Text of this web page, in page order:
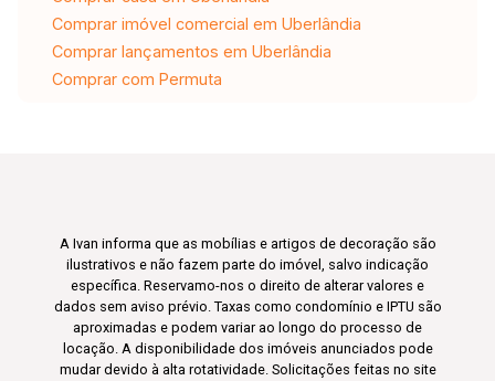
Comprar imóvel comercial em Uberlândia
Comprar lançamentos em Uberlândia
Comprar com Permuta
A Ivan informa que as mobílias e artigos de decoração são
ilustrativos e não fazem parte do imóvel, salvo indicação
específica. Reservamo-nos o direito de alterar valores e
dados sem aviso prévio. Taxas como condomínio e IPTU são
aproximadas e podem variar ao longo do processo de
locação. A disponibilidade dos imóveis anunciados pode
mudar devido à alta rotatividade. Solicitações feitas no site